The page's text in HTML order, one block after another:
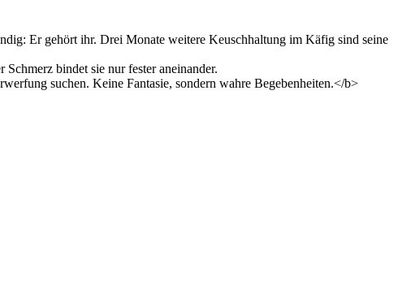
Er gehört ihr. Drei Monate weitere Keuschhaltung im Käfig sind seine
bindet sie nur fester aneinander.
suchen. Keine Fantasie, sondern wahre Begebenheiten.</b>